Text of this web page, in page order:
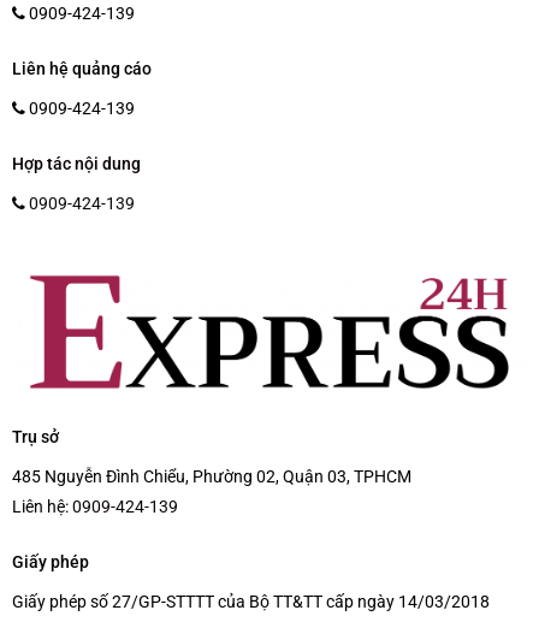
0909-424-139
Liên hệ quảng cáo
0909-424-139
Hợp tác nội dung
0909-424-139
Trụ sở
485 Nguyễn Đình Chiểu, Phường 02, Quận 03, TPHCM
Liên hệ:0909-424-139
Giấy phép
Giấy phép số 27/GP-STTTT của Bộ TT&TT cấp ngày 14/03/2018